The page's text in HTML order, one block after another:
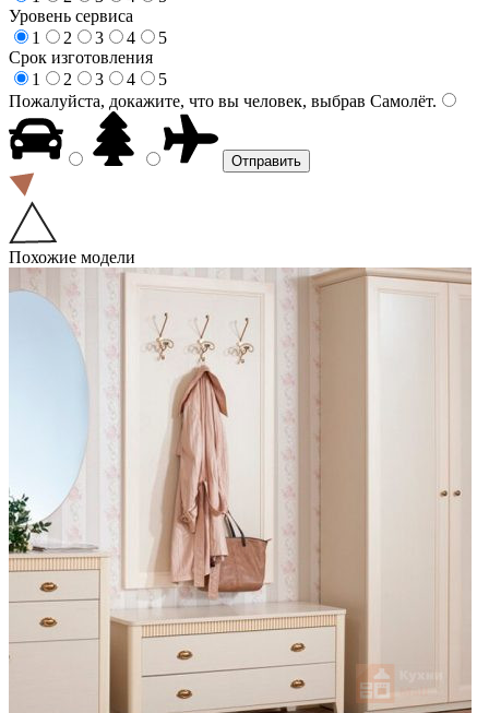
Уровень сервиса
1
2 3 4
5
Срок изготовления
1
2 3 4
5
Пожалуйста, докажите, что вы человек, выбрав Самолёт.
Похожие модели